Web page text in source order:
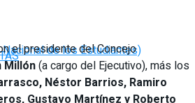
de los Estudiantes)
el presidente del Concejo
Millón(a cargo del Ejecutivo), más los
Néstor Barrios, Ramiro
Gustavo Martínez y Roberto